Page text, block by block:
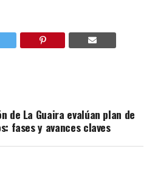
de La Guaira evalúan plan de
fases y avances claves